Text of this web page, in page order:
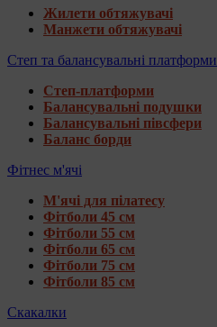
Жилети обтяжувачі
Манжети обтяжувачі
Степ та балансувальні платформи
Степ-платформи
Балансувальні подушки
Балансувальні півсфери
Баланс борди
Фітнес м'ячі
М'ячі для пілатесу
Фітболи 45 см
Фітболи 55 см
Фітболи 65 см
Фітболи 75 см
Фітболи 85 см
Скакалки